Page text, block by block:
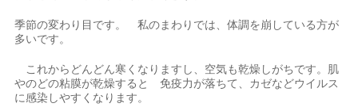
季節の変わり目です。 私のまわりでは、体調を崩している方が
多いです。
これからどんどん寒くなりますし、空気も乾燥しがちです。肌
やのどの粘膜が乾燥すると 免疫力が落ちて、カゼなどウイルス
に感染しやすくなります。